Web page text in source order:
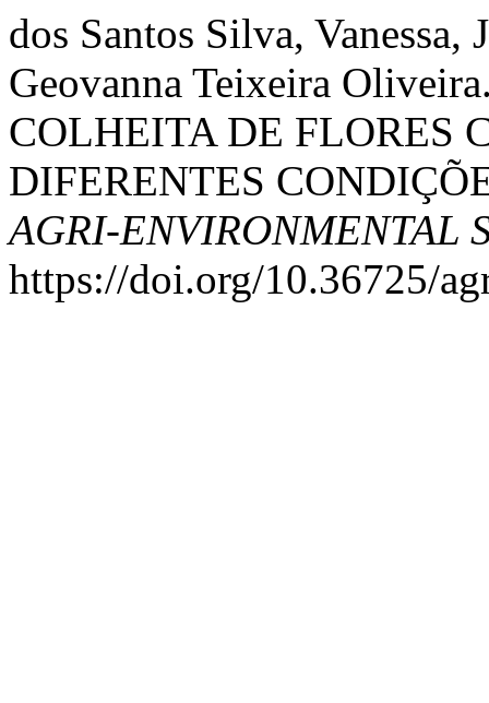
dos Santos Silva, Vanessa,
Geovanna Teixeira
COLHEITA DE FLORES
DIFERENTES
AGRI-ENVIRONMENTAL
https://doi.org/10.36725/